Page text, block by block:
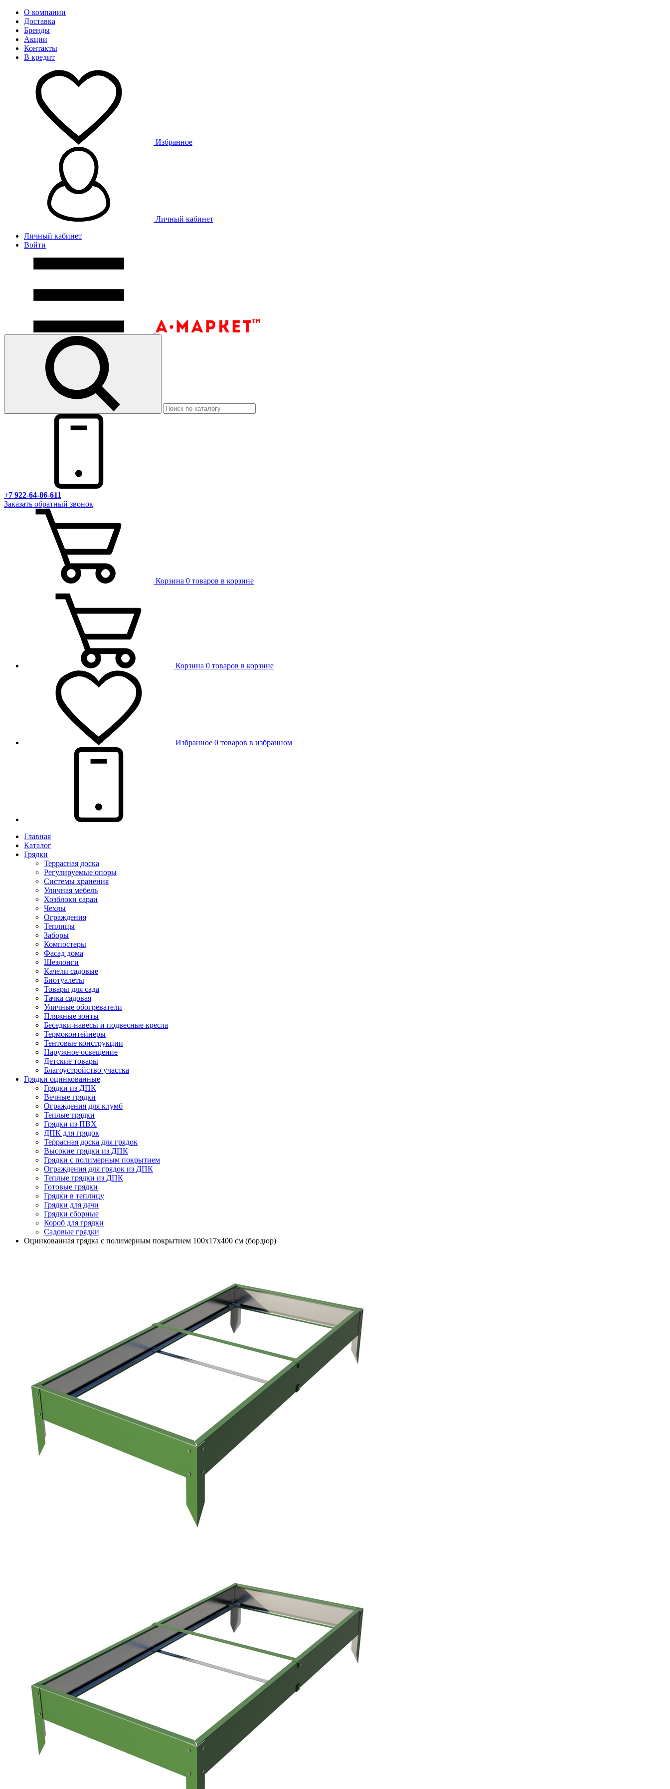
О компании
Доставка
Бренды
Акции
Контакты
В кредит
Избранное
Личный кабинет
Личный кабинет
Войти
+7 922-64-86-611
Заказать обратный звонок
Корзина 0 товаров в корзине
Корзина 0 товаров в корзине
Избранное 0 товаров в избранном
Главная
Каталог
Грядки
Террасная доска
Регулируемые опоры
Системы хранения
Уличная мебель
Хозблоки сараи
Чехлы
Ограждения
Теплицы
Заборы
Компостеры
Фасад дома
Шезлонги
Качели садовые
Биотуалеты
Товары для сада
Тачка садовая
Уличные обогреватели
Пляжные зонты
Беседки-навесы и подвесные кресла
Термоконтейнеры
Тентовые конструкции
Наружное освещение
Детские товары
Благоустройство участка
Грядки оцинкованные
Грядки из ДПК
Вечные грядки
Ограждения для клумб
Теплые грядки
Грядки из ПВХ
ДПК для грядок
Террасная доска для грядок
Высокие грядки из ДПК
Грядки с полимерным покрытием
Ограждения для грядок из ДПК
Теплые грядки из ДПК
Готовые грядки
Грядки в теплицу
Грядки для дачи
Грядки сборные
Короб для грядки
Садовые грядки
Оцинкованная грядка с полимерным покрытием 100х17х400 см (бордюр)